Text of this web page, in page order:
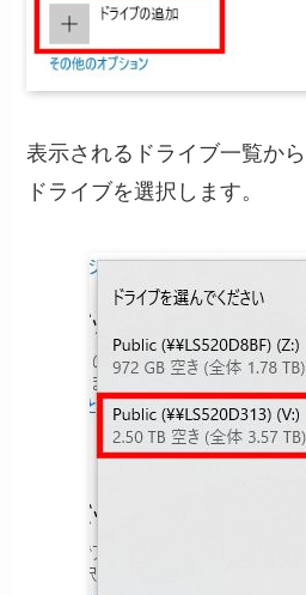
表示されるドライブ一覧か
ドライブを選択します。